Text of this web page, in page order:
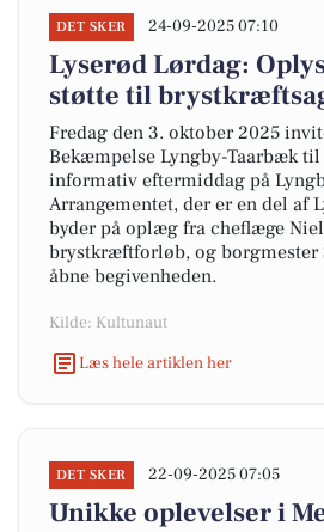
DET SKER 24-09-2025 07:10
Lyserød Lørdag:
støtte til
Fredag den 3. oktober 2025
Bekæmpelse Lyngby-Taarbæk
informativ eftermiddag på
Arrangementet, der er en del af
byder på oplæg fra cheflæge
brystkræftforløb, og borgmester
åbne begivenheden.
Kilde: Kultunaut
Læs hele artiklen her
DET SKER 22-09-2025 07:05
Unikke oplevelser i